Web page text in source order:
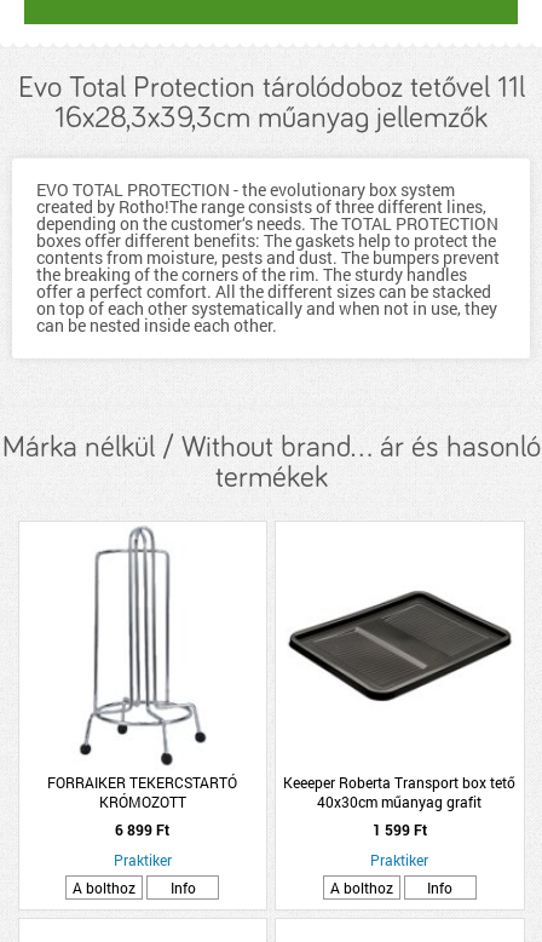
Evo Total Protection tárolódoboz tetővel 11l
16x28,3x39,3cm műanyag jellemzők
EVO TOTAL PROTECTION - the evolutionary box system
created by Rotho!The range consists of three different lines,
depending on the customer‘s needs. The TOTAL PROTECTION
boxes offer different benefits: The gaskets help to protect the
contents from moisture, pests and dust. The bumpers prevent
the breaking of the corners of the rim. The sturdy handles
offer a perfect comfort. All the different sizes can be stacked
on top of each other systematically and when not in use, they
can be nested inside each other.
Márka nélkül / Without brand... ár és hasonló
termékek
FORRAIKER TEKERCSTARTÓ
KRÓMOZOTT
6 899 Ft
Praktiker
A bolthoz
Info
Keeeper Roberta Transport box tető
40x30cm műanyag grafit
1 599 Ft
Praktiker
A bolthoz
Info